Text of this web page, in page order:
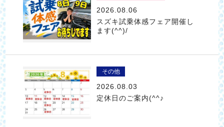
2026.08.06
スズキ試乗体感フェア開催し
ます(^^)/
その他
2026.08.03
定休日のご案内(^^♪